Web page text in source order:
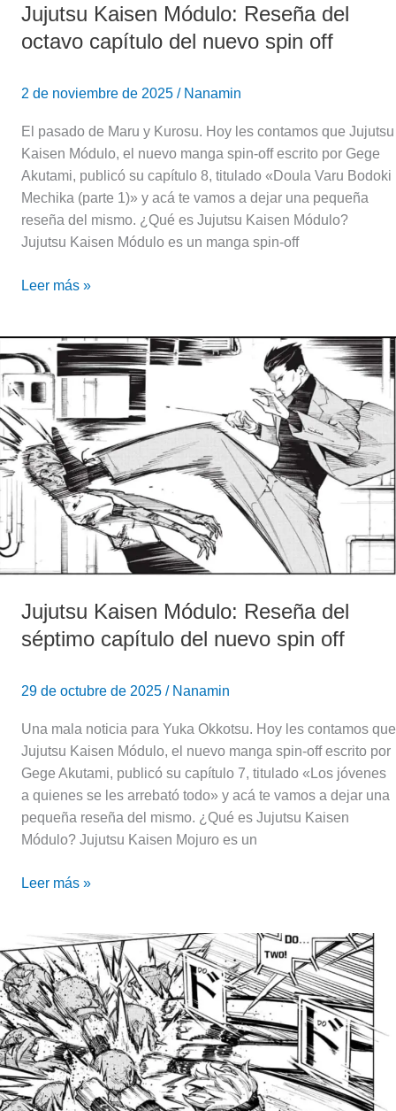
Jujutsu Kaisen Módulo: Reseña del
octavo capítulo del nuevo spin off
2 de noviembre de 2025 / Nanamin
El pasado de Maru y Kurosu. Hoy les contamos que Jujutsu
Kaisen Módulo, el nuevo manga spin-off escrito por Gege
Akutami, publicó su capítulo 8, titulado «Doula Varu Bodoki
Mechika (parte 1)» y acá te vamos a dejar una pequeña
reseña del mismo. ¿Qué es Jujutsu Kaisen Módulo?
Jujutsu Kaisen Módulo es un manga spin-off
Leer más »
Jujutsu Kaisen Módulo: Reseña del
séptimo capítulo del nuevo spin off
29 de octubre de 2025 / Nanamin
Una mala noticia para Yuka Okkotsu. Hoy les contamos que
Jujutsu Kaisen Módulo, el nuevo manga spin-off escrito por
Gege Akutami, publicó su capítulo 7, titulado «Los jóvenes
a quienes se les arrebató todo» y acá te vamos a dejar una
pequeña reseña del mismo. ¿Qué es Jujutsu Kaisen
Módulo? Jujutsu Kaisen Mojuro es un
Jujutsu
Kaisen
Módulo:
Reseña
del
séptimo
capítulo
nuevo
spin
off
Leer más »
Jujutsu
Kaisen
Módulo:
Reseña
del
sexto
capítulo
del